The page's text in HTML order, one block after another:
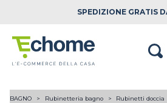
SPEDIZIONE GRATIS
BAGNO Rubinetteria bagno Rubinetti doccia